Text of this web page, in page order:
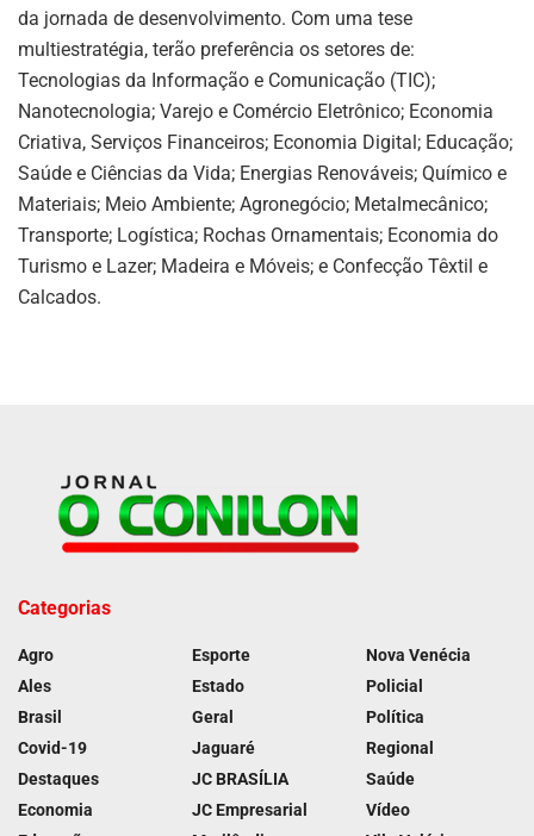
da jornada de desenvolvimento. Com uma tese
multiestratégia, terão preferência os setores de:
Tecnologias da Informação e Comunicação (TIC);
Nanotecnologia; Varejo e Comércio Eletrônico; Economia
Criativa, Serviços Financeiros; Economia Digital; Educação;
Saúde e Ciências da Vida; Energias Renováveis; Químico e
Materiais; Meio Ambiente; Agronegócio; Metalmecânico;
Transporte; Logística; Rochas Ornamentais; Economia do
Turismo e Lazer; Madeira e Móveis; e Confecção Têxtil e
Calcados.
Categorias
Agro
Ales
Brasil
Covid-19
Destaques
Economia
Esporte
Estado
Geral
Jaguaré
JC BRASÍLIA
JC Empresarial
Nova Venécia
Policial
Política
Regional
Saúde
Vídeo